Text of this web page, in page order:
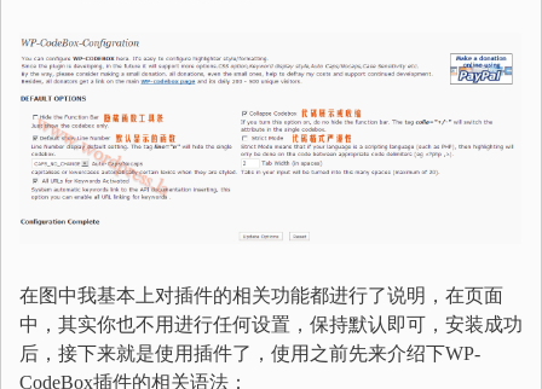
在图中我基本上对插件的相关功能都进行了说明，在页面
中，其实你也不用进行任何设置，保持默认即可，安装成功
后，接下来就是使用插件了，使用之前先来介绍下WP-
CodeBox插件的相关语法：